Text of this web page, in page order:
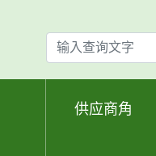
输
入
查
供应商角